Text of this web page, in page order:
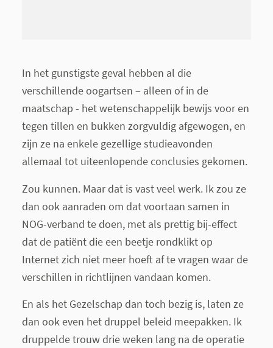
In het gunstigste geval hebben al die
verschillende oogartsen – alleen of in de
maatschap - het wetenschappelijk bewijs voor en
tegen tillen en bukken zorgvuldig afgewogen, en
zijn ze na enkele gezellige studieavonden
allemaal tot uiteenlopende conclusies gekomen.
Zou kunnen. Maar dat is vast veel werk. Ik zou ze
dan ook aanraden om dat voortaan samen in
NOG-verband te doen, met als prettig bij-effect
dat de patiënt die een beetje rondklikt op
Internet zich niet meer hoeft af te vragen waar de
verschillen in richtlijnen vandaan komen.
En als het Gezelschap dan toch bezig is, laten ze
dan ook even het druppel beleid meepakken. Ik
druppelde trouw drie weken lang na de operatie